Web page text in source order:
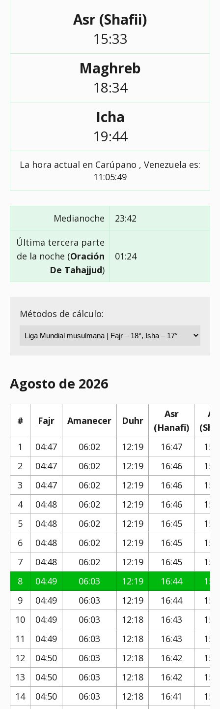
Asr (Shafii)
15:33
Maghreb
18:34
Icha
19:44
La hora actual en Carúpano , Venezuela es:
11:05:49
Medianoche 23:42
Última tercera parte
de la noche (Oración
De Tahajjud)
01:24
Métodos de cálculo:
Agosto de 2026
# Fajr Amanecer Duhr
Asr
(Hanafi)
1
04:47 06:02 12:19 16:47
2
04:47 06:02 12:19 16:46
3
04:47 06:02 12:19 16:46
4
04:48 06:02 12:19 16:46
5
04:48 06:02 12:19 16:45
6
04:48 06:02 12:19 16:45
7
04:48 06:02 12:19 16:45
8
04:49 06:03 12:19 16:44
9
04:49 06:03 12:19 16:44
10
04:49 06:03 12:18 16:43
11
04:49 06:03 12:18 16:43
12
04:50 06:03 12:18 16:42
13
04:50 06:03 12:18 16:42
14
04:50 06:03 12:18 16:41